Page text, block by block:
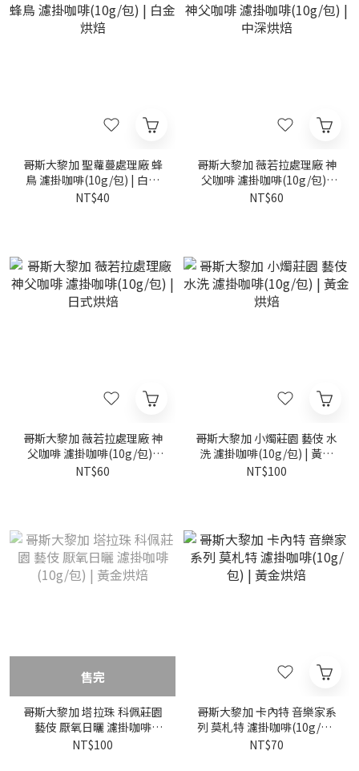
哥斯大黎加 聖蘿蔓處理廠 蜂
鳥 濾掛咖啡(10g/包) | 白金
烘焙
NT$40
哥斯大黎加 薇若拉處理廠 神
父咖啡 濾掛咖啡(10g/包) |
中深烘焙
NT$60
哥斯大黎加 薇若拉處理廠 神
父咖啡 濾掛咖啡(10g/包) |
日式烘焙
NT$60
哥斯大黎加 小燭莊園 藝伎 水
洗 濾掛咖啡(10g/包) | 黃金
烘焙
NT$100
售完
哥斯大黎加 塔拉珠 科佩莊園
藝伎 厭氧日曬 濾掛咖啡
(10g/包) | 黃金烘焙
NT$100
哥斯大黎加 卡內特 音樂家系
列 莫札特 濾掛咖啡(10g/包)
| 黃金烘焙
NT$70